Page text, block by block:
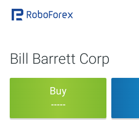
Bill Barrett Corp
Buy
-----